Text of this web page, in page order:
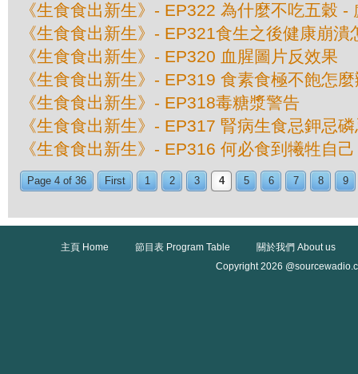
《生食食出新生》- EP322 為什麼不吃五穀 -
《生食食出新生》- EP321食生之後健康崩潰
《生食食出新生》- EP320 血腥圖片反效果
《生食食出新生》- EP319 食素食極不飽怎
《生食食出新生》- EP318毒糖漿警告
《生食食出新生》- EP317 腎病生食忌鉀忌
《生食食出新生》- EP316 何必食到犧牲自己
Page 4 of 36 First 1 2 3 4 5 6 7 8 9
主頁 Home 節目表 Program Table
關於我們 About us
Copyright 2026